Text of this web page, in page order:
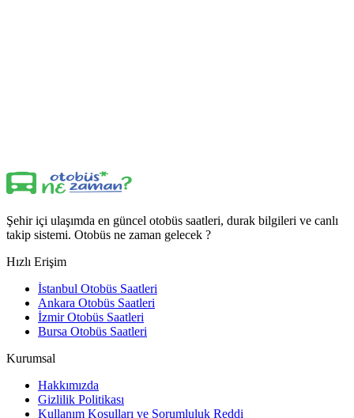
Şehir içi ulaşımda en güncel otobüs saatleri, durak bilgileri ve canlı
takip sistemi. Otobüs ne zaman gelecek ?
Hızlı Erişim
İstanbul Otobüs Saatleri
Ankara Otobüs Saatleri
İzmir Otobüs Saatleri
Bursa Otobüs Saatleri
Kurumsal
Hakkımızda
Gizlilik Politikası
Kullanım Koşulları ve Sorumluluk Reddi